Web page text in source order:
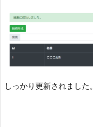
しっかり更新されました。